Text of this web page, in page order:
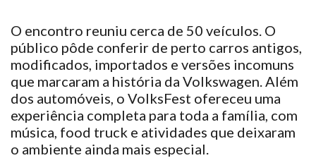
O encontro reuniu cerca de 50 veículos. O
público pôde conferir de perto carros antigos,
modificados, importados e versões incomuns
que marcaram a história da Volkswagen. Além
dos automóveis, o VolksFest ofereceu uma
experiência completa para toda a família, com
música, food truck e atividades que deixaram
o ambiente ainda mais especial.